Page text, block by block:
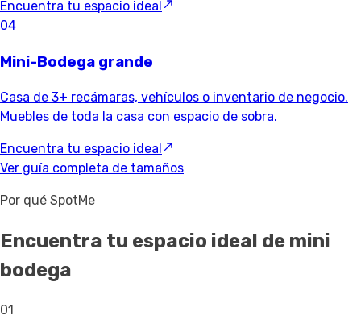
Encuentra tu espacio ideal
04
Mini-Bodega grande
Casa de 3+ recámaras, vehículos o inventario de negocio.
Muebles de toda la casa con espacio de sobra.
Encuentra tu espacio ideal
Ver guía completa de tamaños
Por qué SpotMe
Encuentra tu espacio ideal de mini
bodega
01